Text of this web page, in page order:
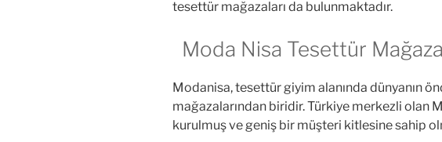
tesettür mağazaları da bulunmaktadır.
Moda Nisa Tesettür
Modanisa, tesettür giyim alanında dünyanın
mağazalarından biridir. Türkiye merkezli olan
kurulmuş ve geniş bir müşteri kitlesine sahip